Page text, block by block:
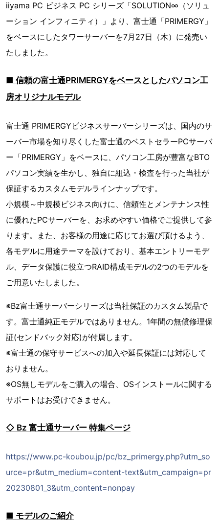
iiyama PC ビジネス PC シリーズ「SOLUTION∞（ソリュ
ーション インフィニティ）」より、富士通「PRIMERGY」
をベースにしたタワーサーバーを7月27日（木）に発売い
たしました。
■ 信頼の富士通PRIMERGYをベースとしたパソコン工
房オリジナルモデル
富士通 PRIMERGYビジネスサーバーシリーズは、国内のサ
ーバー市場を知り尽くした富士通のベストセラーPCサーバ
ー「PRIMERGY」をベースに、パソコン工房が豊富なBTO
パソコン実績を生かし、独自に組込・検査を行った当社が
保証するカスタムモデルラインナップです。
小規模～中規模ビジネス向けに、信頼性とメンテナンス性
に優れたPCサーバーを、お求めやすい価格でご提供して参
ります。また、お客様の用途に応じてお選び頂けるよう、
各モデルに用途テーマを設けており、基本エントリーモデ
ル、データ保護に役立つRAID構成モデルの2つのモデルを
ご用意いたしました。
※Bz富士通サーバーシリーズは当社保証のカスタム製品で
す。富士通純正モデルではありません。1年間の無償修理保
証(センドバック対応)が付属します。
※富士通の保守サービスへの加入や延長保証には対応して
おりません。
※OS無しモデルをご購入の場合、OSインストールに関する
サポートはお受けできません。
◇ Bz 富士通サーバー 特集ページ
https://www.pc-koubou.jp/pc/bz_primergy.php?utm_so
urce=pr&utm_medium=content-text&utm_campaign=pr
20230801_3&utm_content=nonpay
■ モデルのご紹介